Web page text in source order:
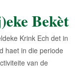
Bekèt
Krink Ech det in
haet in die periode
van de